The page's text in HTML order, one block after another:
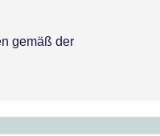
gemäß der